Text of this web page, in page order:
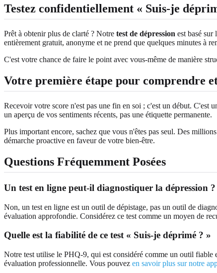
Testez confidentiellement « Suis-je
Prêt à obtenir plus de clarté ? Notre test de dépression est basé
entièrement gratuit, anonyme et ne prend que quelques minutes à
C'est votre chance de faire le point avec vous-même de manière
Votre première étape pour comprendre
Recevoir votre score n'est pas une fin en soi ; c'est un début. C'est
un aperçu de vos sentiments récents, pas une étiquette permanente.
Plus important encore, sachez que vous n'êtes pas seul. Des
démarche proactive en faveur de votre bien-être.
Questions Fréquemment Posées
Un test en ligne peut-il diagnostiquer la dépression ?
Non, un test en ligne est un outil de dépistage, pas un outil de
évaluation approfondie. Considérez ce test comme un moyen de
Quelle est la fiabilité de ce test « Suis-je déprimé ? »
Notre test utilise le PHQ-9, qui est considéré comme un outil fiable
évaluation professionnelle. Vous pouvez en savoir plus sur notre